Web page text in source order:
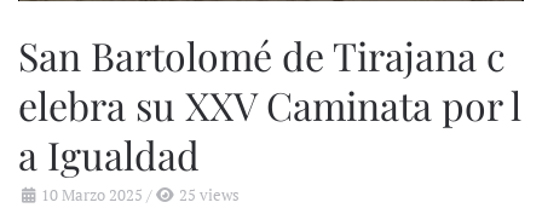
San Bartolomé de Tirajana c
elebra su XXV Caminata por l
a Igualdad
10 Marzo 2025 /
25 views